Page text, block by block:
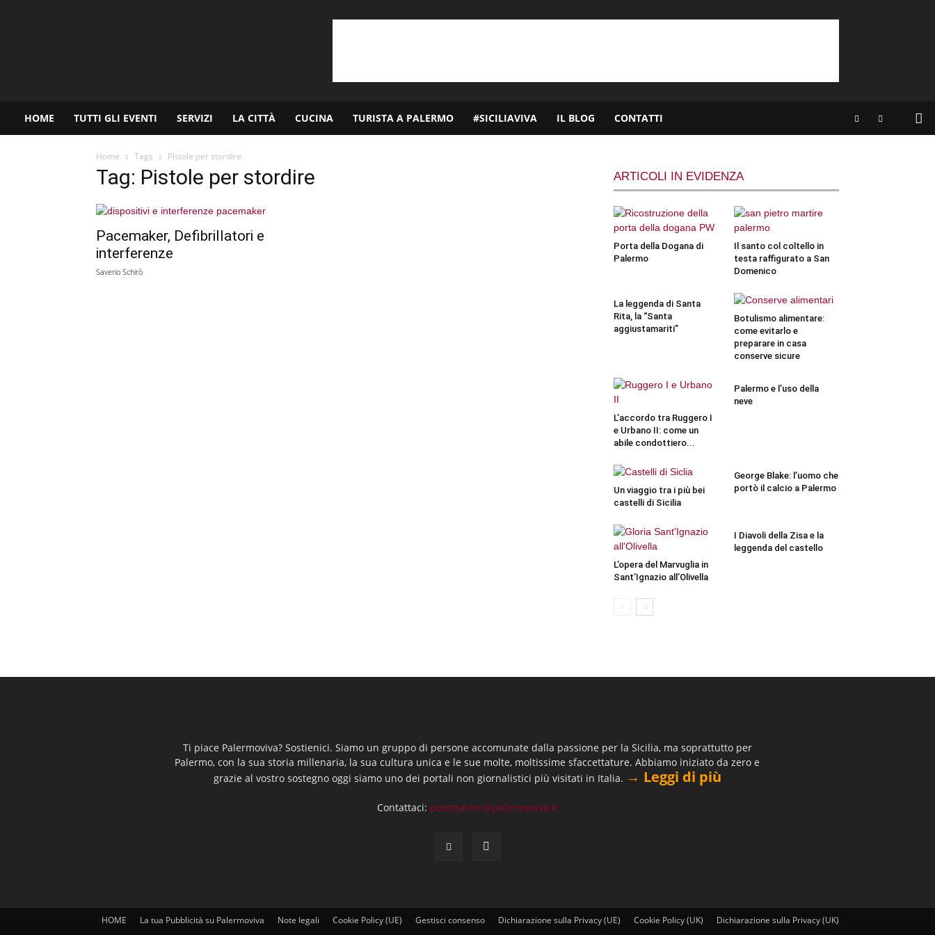
HOME TUTTI GLI EVENTI SERVIZI LA CITTÀ CUCINA TURISTA A PALERMO #SICILIAVIVA IL BLOG CONTATTI
Home Tags Pistole per stordire
Tag: Pistole per stordire
Pacemaker, Defibrillatori e
interferenze
Saverio Schirò
ARTICOLI IN EVIDENZA
Porta della Dogana di
Palermo
Il santo col coltello in
testa raffigurato a San
Domenico
La leggenda di Santa
Rita, la “Santa
aggiustamariti”
Botulismo alimentare:
come evitarlo e
preparare in casa
conserve sicure
L’accordo tra Ruggero I
e Urbano II: come un
abile condottiero...
Palermo e l’uso della
neve
Un viaggio tra i più bei
castelli di Sicilia
George Blake: l’uomo che
portò il calcio a Palermo
L’opera del Marvuglia in
Sant’Ignazio all’Olivella
I Diavoli della Zisa e la
leggenda del castello
Ti piace Palermoviva? Sostienici. Siamo un gruppo di persone accomunate dalla passione per la Sicilia, ma soprattutto per
Palermo, con la sua storia millenaria, la sua cultura unica e le sue molte, moltissime sfaccettature. Abbiamo iniziato da zero e
grazie al vostro sostegno oggi siamo uno dei portali non giornalistici più visitati in Italia. → Leggi di più
Contattaci: postmaster@palermoviva.it
HOME La tua Pubblicità su Palermoviva Note legali Cookie Policy (UE) Gestisci consenso Dichiarazione sulla Privacy (UE) Cookie Policy (UK) Dichiarazione sulla Privacy (UK)